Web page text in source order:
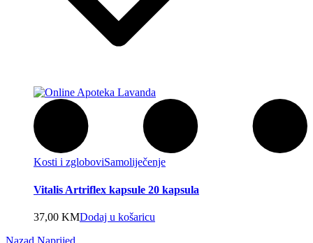
Kosti i zgloboviSamoliječenje
Vitalis Artriflex kapsule 20 kapsula
37,00 KMDodaj u košaricu
Nazad Naprijed